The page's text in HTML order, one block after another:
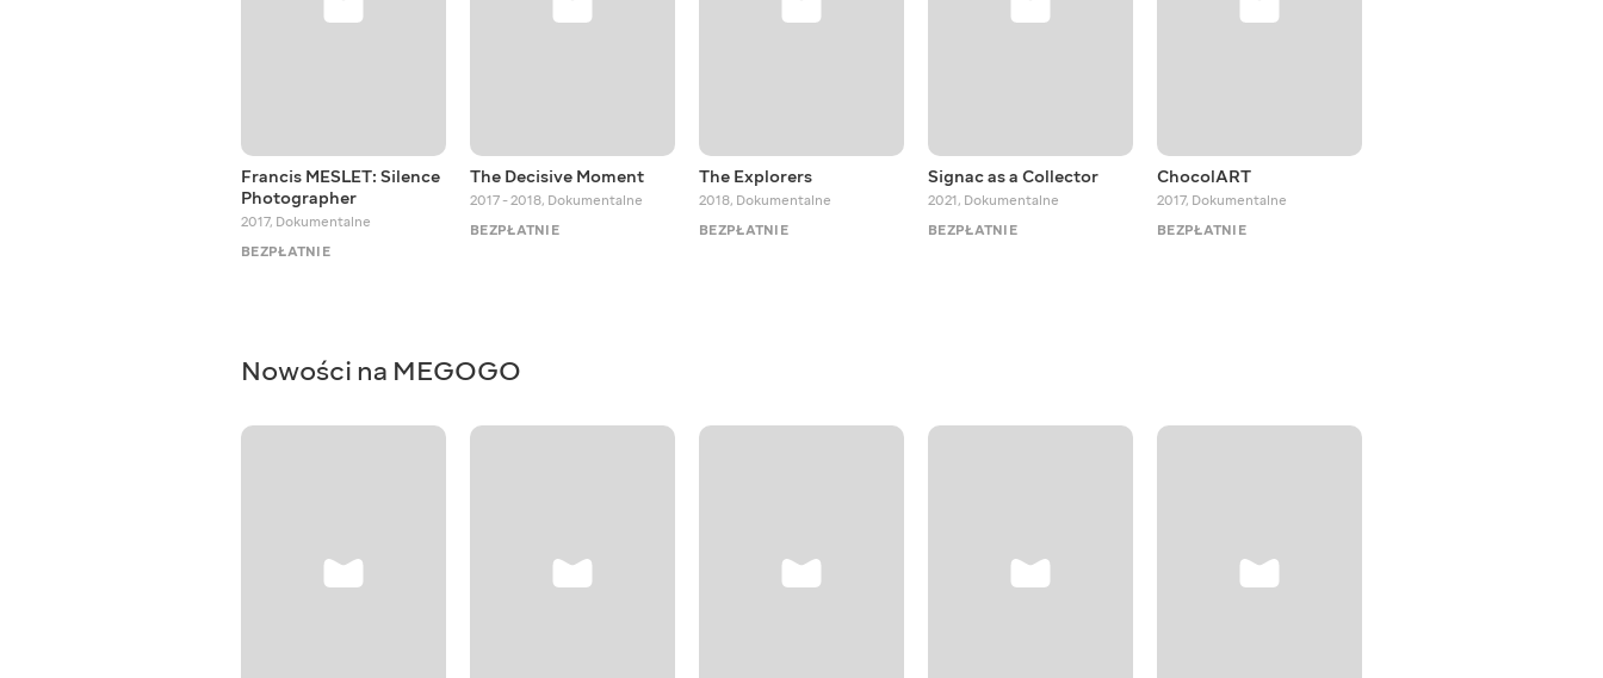
Francis MESLET: Silence
Photographer
2017, Dokumentalne
BEZPŁATNIE
The Decisive Moment
2017 - 2018, Dokumentalne
BEZPŁATNIE
The Explorers
2018, Dokumentalne
BEZPŁATNIE
Signac as a Collector
2021, Dokumentalne
BEZPŁATNIE
ChocolART
2017, Dokumentalne
BEZPŁATNIE
Nowości na MEGOGO